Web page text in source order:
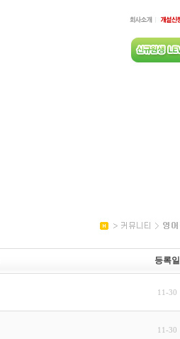
등록일
11-30
11-30